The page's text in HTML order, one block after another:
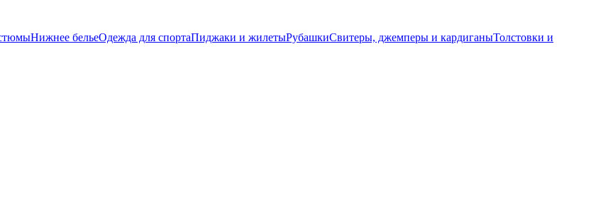
Нижнее бельеОдежда для спортаПиджаки и жилетыРубашкиСвитеры, джемперы и кардиганыТолстовки и